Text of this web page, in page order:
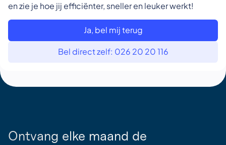
en zie je hoe jij efficiënter, sneller en leuker werkt!
Ja, bel mij terug
Bel direct zelf: 026 20 20 116
Ontvang elke maand de